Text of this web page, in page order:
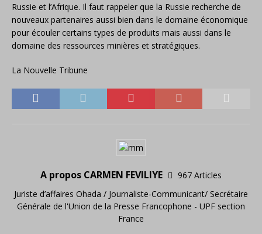
Russie et l’Afrique. Il faut rappeler que la Russie recherche de
nouveaux partenaires aussi bien dans le domaine économique
pour écouler certains types de produits mais aussi dans le
domaine des ressources minières et stratégiques.
La Nouvelle Tribune
A propos CARMEN FEVILIYE
967 Articles
Juriste d’affaires Ohada / Journaliste-Communicant/ Secrétaire
Générale de l'Union de la Presse Francophone - UPF section
France